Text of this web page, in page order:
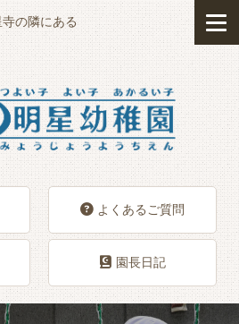
の隣にある
よくあるご質問
園長日記